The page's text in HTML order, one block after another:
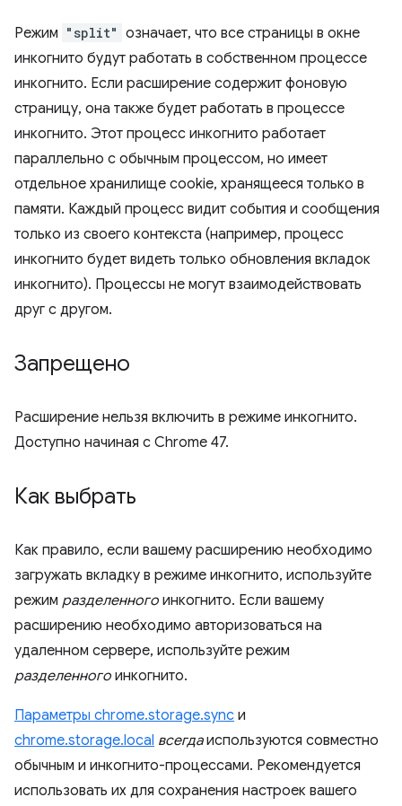
Режим "split" означает, что все страницы в окне
инкогнито будут работать в собственном процессе
инкогнито. Если расширение содержит фоновую
страницу, она также будет работать в процессе
инкогнито. Этот процесс инкогнито работает
параллельно с обычным процессом, но имеет
отдельное хранилище cookie, хранящееся только в
памяти. Каждый процесс видит события и сообщения
только из своего контекста (например, процесс
инкогнито будет видеть только обновления вкладок
инкогнито). Процессы не могут взаимодействовать
друг с другом.
Запрещено
Расширение нельзя включить в режиме инкогнито.
Доступно начиная с Chrome 47.
Как выбрать
Как правило, если вашему расширению необходимо
загружать вкладку в режиме инкогнито, используйте
режим разделенного инкогнито. Если вашему
расширению необходимо авторизоваться на
удаленном сервере, используйте режим
разделенного инкогнито.
Параметры chrome.storage.sync и
chrome.storage.local всегдаиспользуются совместно
обычным и инкогнито-процессами. Рекомендуется
использовать их для сохранения настроек вашего